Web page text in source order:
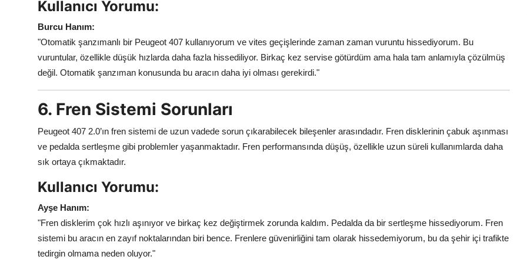
Kullanıcı Yorumu:
Burcu Hanım:
"Otomatik şanzımanlı bir Peugeot 407 kullanıyorum ve vites geçişlerinde zaman zaman vuruntu hissediyorum. Bu
vuruntular, özellikle düşük hızlarda daha fazla hissediliyor. Birkaç kez servise götürdüm ama hala tam anlamıyla çözülmüş
değil. Otomatik şanzıman konusunda bu aracın daha iyi olması gerekirdi."
6. Fren Sistemi Sorunları
Peugeot 407 2.0’ın fren sistemi de uzun vadede sorun çıkarabilecek bileşenler arasındadır. Fren disklerinin çabuk aşınması
ve pedalda sertleşme gibi problemler yaşanmaktadır. Fren performansında düşüş, özellikle uzun süreli kullanımlarda daha
sık ortaya çıkmaktadır.
Kullanıcı Yorumu:
Ayşe Hanım:
"Fren disklerim çok hızlı aşınıyor ve birkaç kez değiştirmek zorunda kaldım. Pedalda da bir sertleşme hissediyorum. Fren
sistemi bu aracın en zayıf noktalarından biri bence. Frenlere güvenirliğini tam olarak hissedemiyorum, bu da şehir içi trafikte
tedirgin olmama neden oluyor."